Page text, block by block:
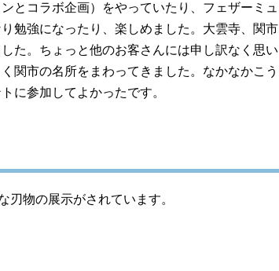
とコラボ企画）をやっていたり、フェザーミュ
勉強になったり、楽しめました。大雲寺、関市
た。ちょっと他のお客さんには申し訳なく思い
関市の名所をまわってきました。なかなかこう
に参加してよかったです。
刃物の展示がされています。